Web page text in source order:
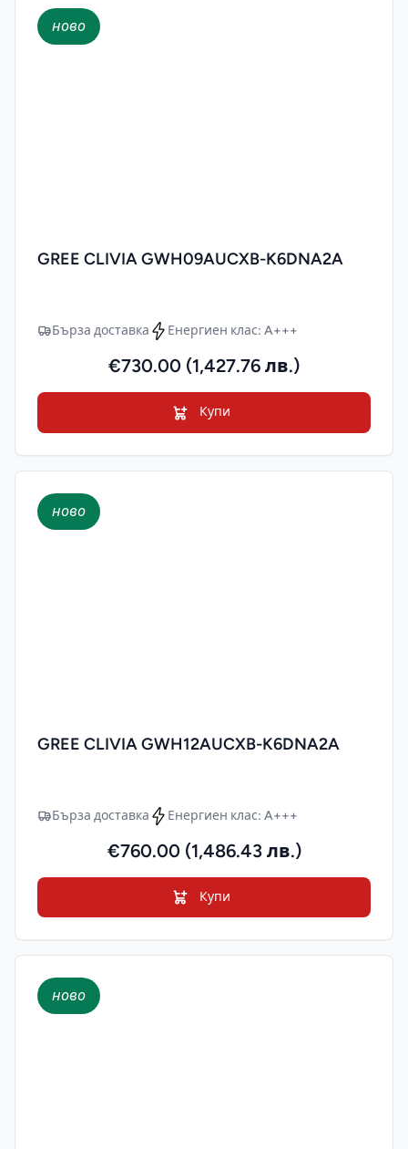
ново
GREE CLIVIA GWH09AUCXB-K6DNA2A
Бърза доставка Енергиен клас: A+++
€730.00 (1,427.76 лв.)
Купи
ново
GREE CLIVIA GWH12AUCXB-K6DNA2A
Бърза доставка Енергиен клас: A+++
€760.00 (1,486.43 лв.)
Купи
ново